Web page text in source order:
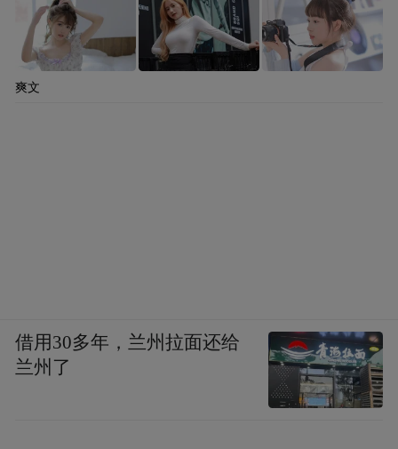
爽文
借用30多年，兰州拉面还给
兰州了